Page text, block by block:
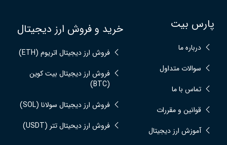
پارس بیت
درباره ما
سوالات متداول
تماس با ما
قوانین و مقررات
آموزش ارز دیجیتال
خرید و فروش ارز دیجیتال
فروش ارز دیجیتال اتریوم (ETH)
فروش ارز دیجیتال بیت کوین
(BTC)
فروش ارز دیجیتال سولانا (SOL)
فروش ارز دیحیتال تتر (USDT)